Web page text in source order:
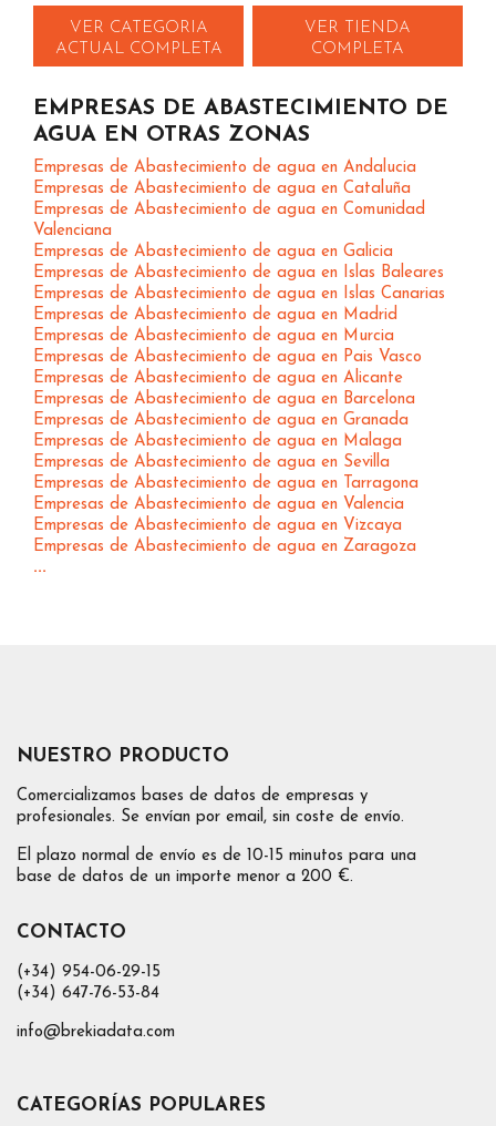
VER CATEGORIA
ACTUAL COMPLETA
VER TIENDA
COMPLETA
EMPRESAS DE ABASTECIMIENTO DE
AGUA EN OTRAS ZONAS
Empresas de Abastecimiento de agua en Andalucia
Empresas de Abastecimiento de agua en Cataluña
Empresas de Abastecimiento de agua en Comunidad
Valenciana
Empresas de Abastecimiento de agua en Galicia
Empresas de Abastecimiento de agua en Islas Baleares
Empresas de Abastecimiento de agua en Islas Canarias
Empresas de Abastecimiento de agua en Madrid
Empresas de Abastecimiento de agua en Murcia
Empresas de Abastecimiento de agua en Pais Vasco
Empresas de Abastecimiento de agua en Alicante
Empresas de Abastecimiento de agua en Barcelona
Empresas de Abastecimiento de agua en Granada
Empresas de Abastecimiento de agua en Malaga
Empresas de Abastecimiento de agua en Sevilla
Empresas de Abastecimiento de agua en Tarragona
Empresas de Abastecimiento de agua en Valencia
Empresas de Abastecimiento de agua en Vizcaya
Empresas de Abastecimiento de agua en Zaragoza
...
NUESTRO PRODUCTO
Comercializamos bases de datos de empresas y
profesionales. Se envían por email, sin coste de envío.
El plazo normal de envío es de 10-15 minutos para una
base de datos de un importe menor a 200 €.
CONTACTO
(+34) 954-06-29-15
(+34) 647-76-53-84
info@brekiadata.com
CATEGORÍAS POPULARES